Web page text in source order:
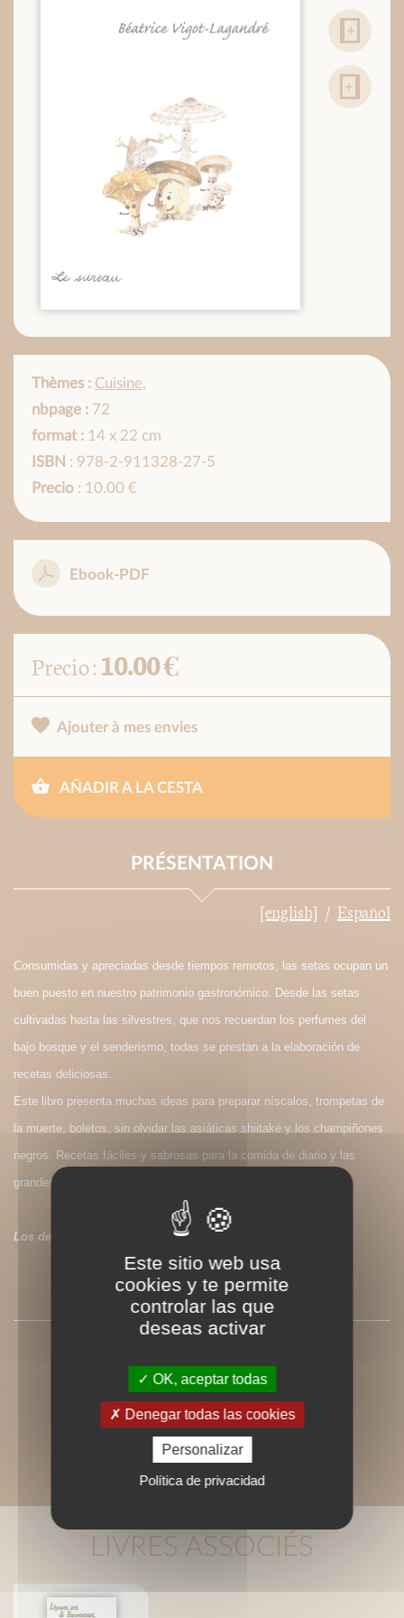
Thèmes : Cuisine,
nbpage : 72
format : 14 x 22 cm
ISBN : 978-2-911328-27-5
Precio : 10.00 €
Ebook-PDF
Precio :10.00 €
Ajouter à mes envies
AÑADIR A LA CESTA
PRÉSENTATION
[english] Español
Consumidas y apreciadas desde tiempos remotos, las setas ocupan un
buen puesto en nuestro patrimonio gastronómico. Desde las setas
cultivadas hasta las silvestres, que nos recuerdan los perfumes del
bajo bosque y el senderismo, todas se prestan a la elaboración de
recetas deliciosas.
Este libro presenta muchas ideas para preparar níscalos, trompetas de
la muerte, boletos, sin olvidar las asiáticas shiitaké y los champiñones
negros. Recetas fáciles y sabrosas para la comida de diario y las
grandes ocasiones.
Los derechos de este título no están disponibles.
PRESSE
LIVRES ASSOCIÉS
Este sitio web usa
cookies y te permite
controlar las que
deseas activar
OK, aceptar todas
Denegar todas las cookies
Personalizar
Política de privacidad